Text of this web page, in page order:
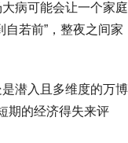
病可能会让一个家庭
自若前”，整夜之间家
潜入且多维度的万博
期的经济得失来评